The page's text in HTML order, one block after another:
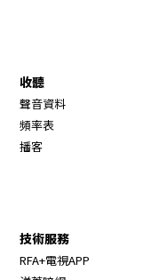
收聽
聲音資料
頻率表
播客
技術服務
RFA+電視APP